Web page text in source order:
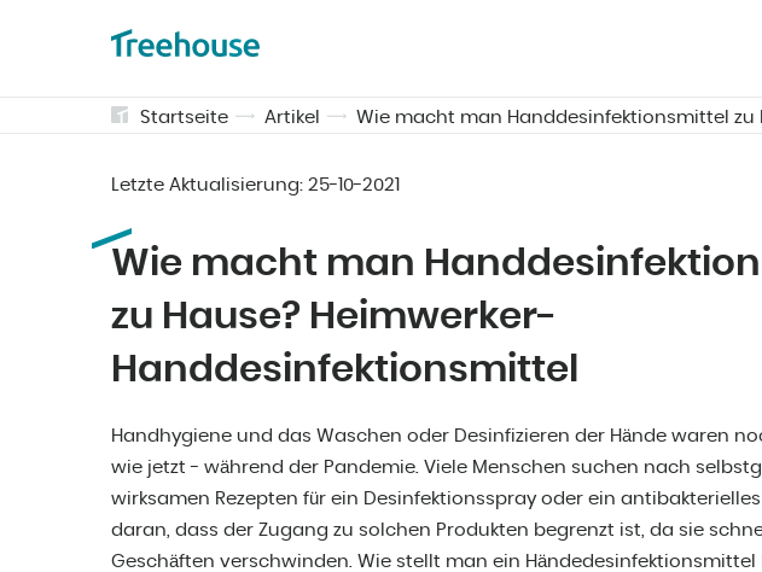
Startseite Artikel Wie macht man Handdesinfektionsmittel zu
Letzte Aktualisierung: 25-10-2021
Wie macht man
zu Hause? Heimwerker-
Handdesinfektionsmittel
Handhygiene und das Waschen oder Desinfizieren der Hände waren
wie jetzt - während der Pandemie. Viele Menschen suchen nach
wirksamen Rezepten für ein Desinfektionsspray oder ein antibakterielles
daran, dass der Zugang zu solchen Produkten begrenzt ist, da sie
Geschäften verschwinden. Wie stellt man ein Händedesinfektionsmittel